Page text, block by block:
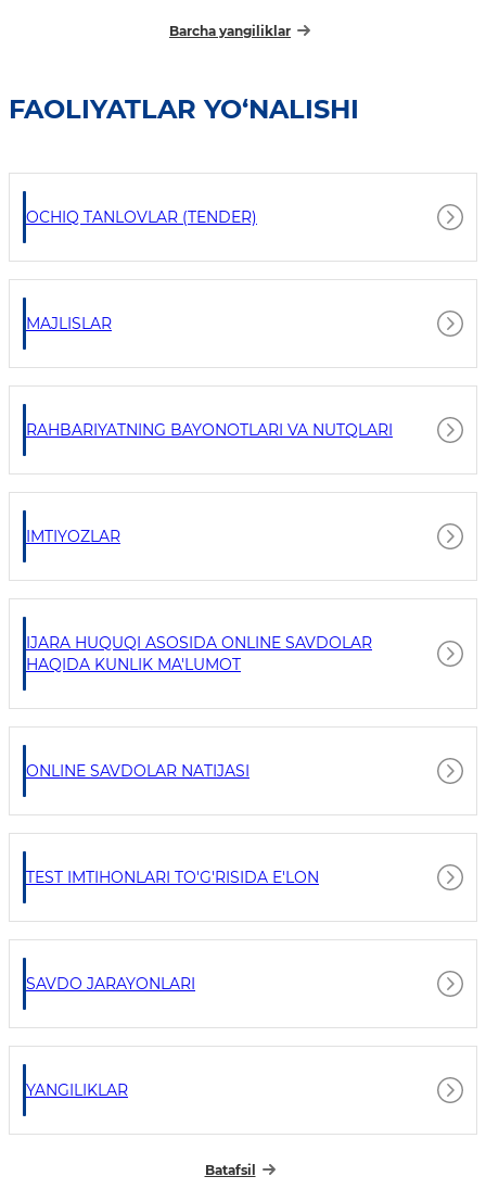
Barcha yangiliklar
FAOLIYATLAR YO‘NALISHI
OCHIQ TANLOVLAR (TENDER)
MAJLISLAR
RAHBARIYATNING BAYONOTLARI VA NUTQLARI
IMTIYOZLAR
IJARA HUQUQI ASOSIDA ONLINE SAVDOLAR
HAQIDA KUNLIK MA'LUMOT
ONLINE SAVDOLAR NATIJASI
TEST IMTIHONLARI TO'G'RISIDA E'LON
SAVDO JARAYONLARI
YANGILIKLAR
Batafsil